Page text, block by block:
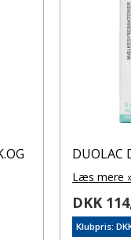
Du bør ikke
eller lægen.
DUOLAC
Læs mere
DKK
Klubpris: